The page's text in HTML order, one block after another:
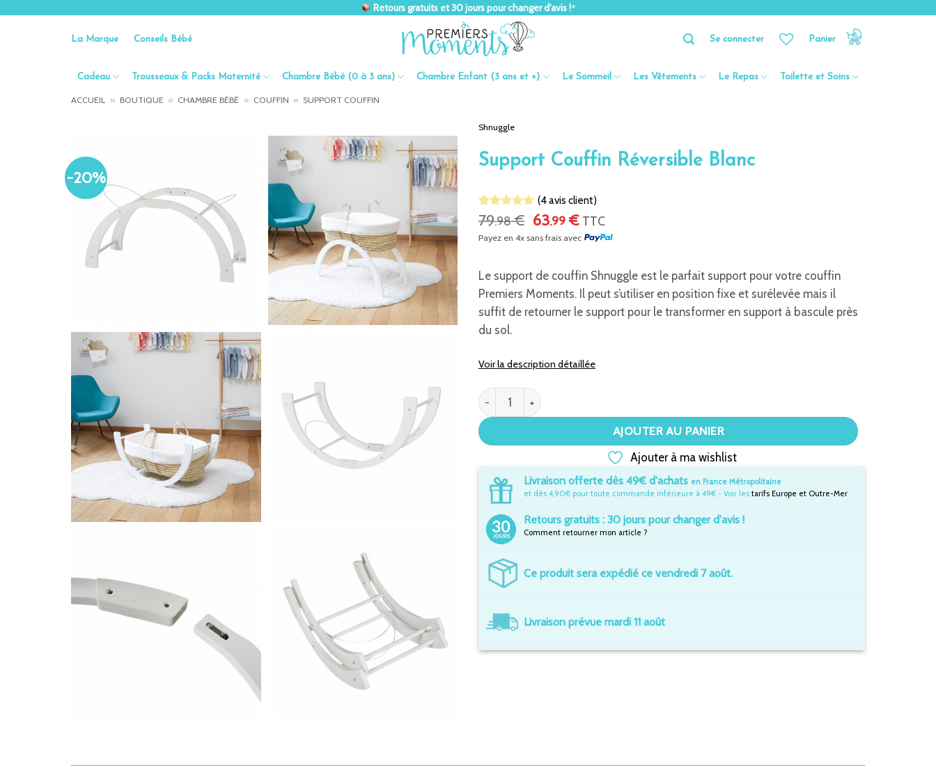
Retours gratuits et 30 jours pour changer d'avis !*
La Marque Conseils Bébé Se connecter Panier
Cadeau Trousseaux & Packs Maternité Chambre Bébé (0 à 3 ans) Chambre Enfant (3 ans et +) Le Sommeil Les Vêtements Le Repas Toilette et Soins
ACCUEIL » BOUTIQUE » CHAMBRE BÉBÉ » COUFFIN » SUPPORT COUFFIN
-20%
Shnuggle
Support Couffin Réversible Blanc
Noté5 sur
5 basé sur
2
notations
(4avis client)
79.98 € Le
prix
79.98 €.
63.99 €Le
prix
63.99 €.
TTC
Payez en 4x sans frais avec
Le support de couffin Shnuggle est le parfait support pour votre couffin
Premiers Moments. Il peut s’utiliser en position fixe et surélevée mais il
suffit de retourner le support pour le transformer en support à bascule près
du sol.
Voir la description détaillée
quantité de Support Couffin Réversible Blanc
AJOUTER AU PANIER
Ajouter à ma wishlist
Livraison offerte dès 49€ d'achats en France Métropolitaine
et dès 4,90€ pour toute commande inférieure à 49€ - Voir lestarifs Europe et Outre-Mer
Retours gratuits : 30 jours pour changer d'avis !
Comment retourner mon article ?
Ce produit sera expédié ce vendredi 7 août.
Livraison prévue mardi 11 août